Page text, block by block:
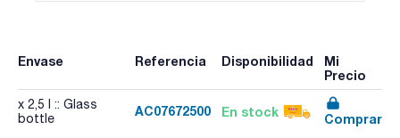
Envase Referencia Disponibilidad
Mi
Precio
x 2,5 l :: Glass
bottle
AC07672500 En stock Comprar